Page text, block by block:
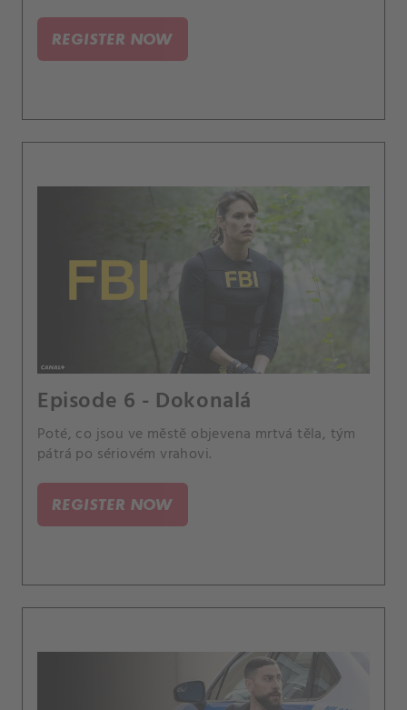
REGISTER NOW
Episode 6 - Dokonalá
Poté, co jsou ve městě objevena mrtvá těla, tým
pátrá po sériovém vrahovi.
REGISTER NOW